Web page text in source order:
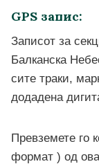
GPS запис:
Записот за
Балканска
сите траки,
додадена
Превземете го
формат ) од